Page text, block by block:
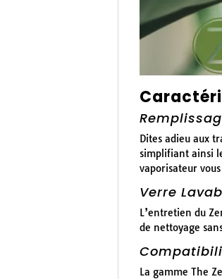
Dites adieu aux
simplifiant ainsi
vaporisateur
Verre
L’entretien du
de nettoyage
La gamme The